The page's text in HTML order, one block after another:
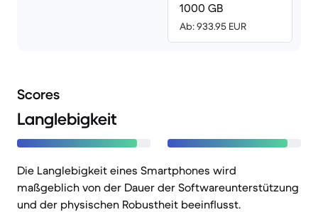
1000 GB
Ab: 933.95 EUR
Scores
Langlebigkeit
Die Langlebigkeit eines Smartphones wird
maßgeblich von der Dauer der Softwareunterstützung
und der physischen Robustheit beeinflusst.